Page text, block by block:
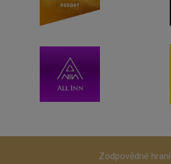
Zodpovědné hraní